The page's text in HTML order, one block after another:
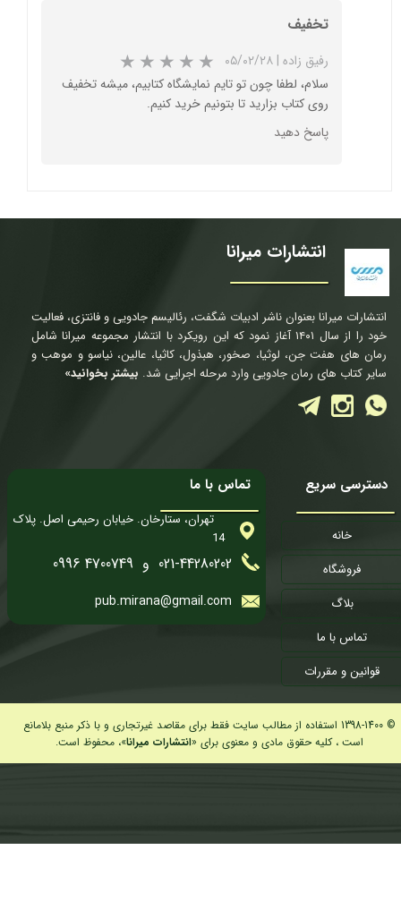
★★★ ★★
★★★★★
★ ★ ★★★
تخفیف
رفیق زاده | ۰۵/۰۲/۲۸
سلام، لطفا چون تو‌ تایم نمایشگاه کتابیم، میشه تخفیف
روی کتاب بزارید تا بتونیم خرید کنیم.
پاسخ دهید
انتشارات میرانا
انتشارات میرانا بعنوان ناشر ادبیات شگفت، رئالیسم جادویی و فانتزی، فعالیت
خود را از سال ۱۴۰۱ آغاز نمود که این رویکرد با انتشار مجموعه میرانا شامل
رمان های هفت جن، لوثیا، صخور، هبذول، کاثیا، عالین، نیاسو و موهب و
سایر کتاب های رمان جادویی وارد مرحله اجرایی شد. بیشتر بخوانید»
دسترسی سریع
خانه
فروشگاه
بلاگ
تماس با ما
قوانین و مقررات
© 1398-1400 استفاده از مطالب سایت فقط برای مقاصد غیرتجاری و با ذکر منبع بلامانع
است ، کلیه حقوق مادی و معنوی برای «انتشارات میرانا»، محفوظ است.
تماس با ما
تهران، ستارخان. خیابان رحیمی اصل. پلاک
14
021-44280202 و 4700749 0996
pub.mirana@gmail.com